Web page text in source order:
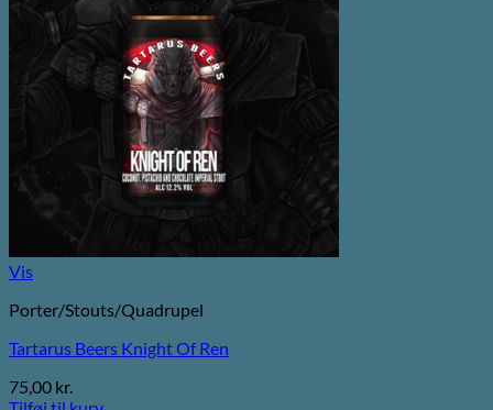
Vis
Porter/Stouts/Quadrupel
Tartarus Beers Knight Of Ren
75,00 kr.